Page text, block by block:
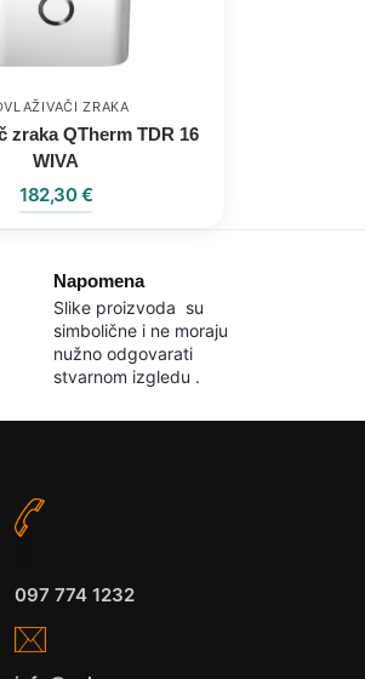
ZRAKA
zraka QTherm TDR 16
WIVA
182,30€
Napomena
Slike proizvoda su
simbolične i ne moraju
nužno odgovarati
stvarnom izgledu .
097 774 1232